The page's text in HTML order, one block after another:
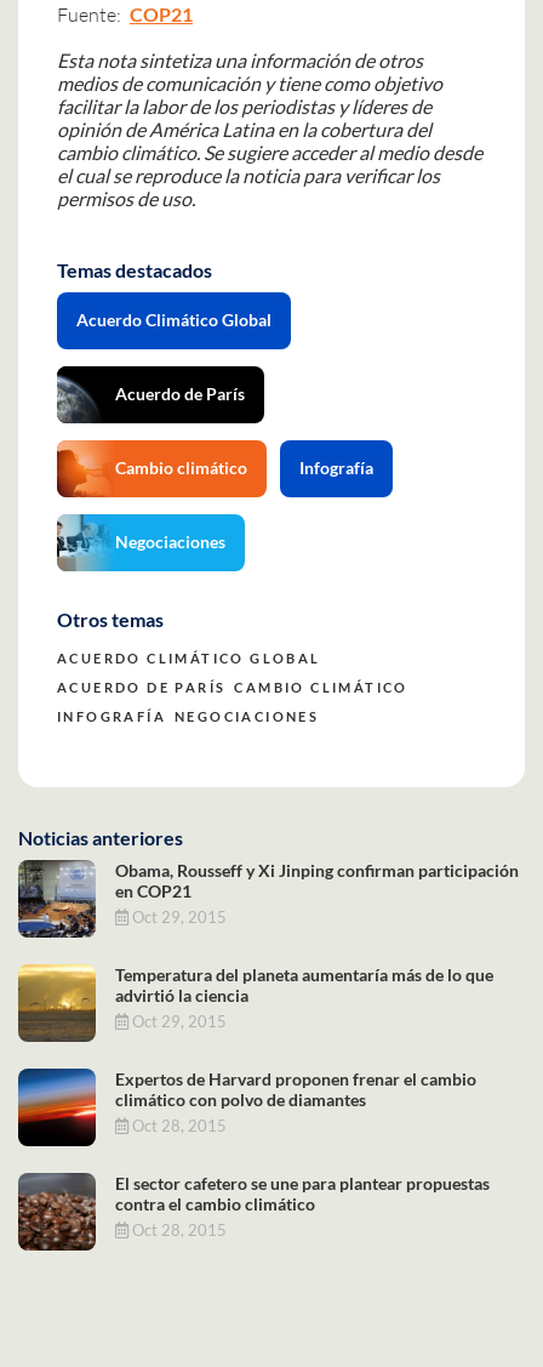
Fuente: COP21
Esta nota sintetiza una información de otros
medios de comunicación y tiene como objetivo
facilitar la labor de los periodistas y líderes de
opinión de América Latina en la cobertura del
cambio climático. Se sugiere acceder al medio desde
el cual se reproduce la noticia para verificar los
permisos de uso.
Temas destacados
Acuerdo Climático Global
Acuerdo de París
Cambio climático Infografía
Negociaciones
Otros temas
ACUERDO CLIMÁTICO GLOBAL
ACUERDO DE PARÍS
CAMBIO CLIMÁTICO
INFOGRAFÍA
NEGOCIACIONES
Noticias anteriores
Obama, Rousseff y Xi Jinping confirman participación
en COP21
Oct 29, 2015
Temperatura del planeta aumentaría más de lo que
advirtió la ciencia
Oct 29, 2015
Expertos de Harvard proponen frenar el cambio
climático con polvo de diamantes
Oct 28, 2015
El sector cafetero se une para plantear propuestas
contra el cambio climático
Oct 28, 2015